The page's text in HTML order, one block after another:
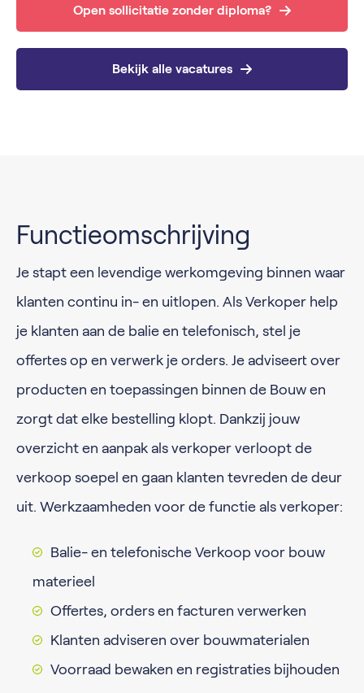
Open sollicitatie zonder diploma?
Bekijk alle vacatures
Functieomschrijving
Je stapt een levendige werkomgeving binnen waar
klanten continu in- en uitlopen. Als Verkoper help
je klanten aan de balie en telefonisch, stel je
offertes op en verwerk je orders. Je adviseert over
producten en toepassingen binnen de Bouw en
zorgt dat elke bestelling klopt. Dankzij jouw
overzicht en aanpak als verkoper verloopt de
verkoop soepel en gaan klanten tevreden de deur
uit. Werkzaamheden voor de functie als verkoper:
Balie- en telefonische Verkoop voor bouw
materieel
Offertes, orders en facturen verwerken
Klanten adviseren over bouwmaterialen
Voorraad bewaken en registraties bijhouden